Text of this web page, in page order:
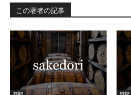
この著者の記事